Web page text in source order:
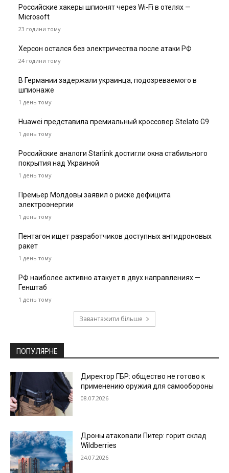
Российские хакеры шпионят через Wi-Fi в отелях —
Microsoft
23 години тому
Херсон остался без электричества после атаки РФ
24 години тому
В Германии задержали украинца, подозреваемого в
шпионаже
1 день тому
Huawei представила премиальный кроссовер Stelato G9
1 день тому
Российские аналоги Starlink достигли окна стабильного
покрытия над Украиной
1 день тому
Премьер Молдовы заявил о риске дефицита
электроэнергии
1 день тому
Пентагон ищет разработчиков доступных антидроновых
ракет
1 день тому
РФ наиболее активно атакует в двух направлениях —
Генштаб
1 день тому
Завантажити більше
ПОПУЛЯРНЕ
Директор ГБР: общество не готово к
применению оружия для самообороны
08.07.2026
Дроны атаковали Питер: горит склад
Wildberries
24.07.2026